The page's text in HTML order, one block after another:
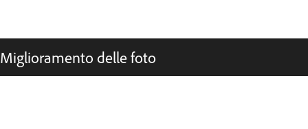
Miglioramento delle foto